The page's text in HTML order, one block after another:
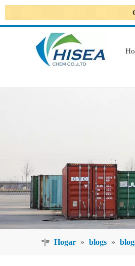
Hogar » blogs »